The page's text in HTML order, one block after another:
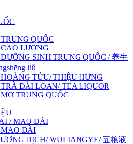
QUỐC
LƯƠNG
SINH TRUNG QUỐC / 养生
Jiǔ
TỬU/ THIỆU HƯNG
ĐÀI LOAN/ TEA LIQUOR
TRUNG QUỐC
/ MAO ĐÀI
MAO ĐÀI
DỊCH/ WULIANGYE/ 五粮液